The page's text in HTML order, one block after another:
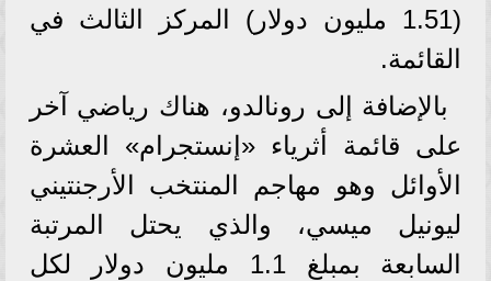
(1.51 مليون دولار) المركز الثالث في
القائمة.
بالإضافة إلى رونالدو، هناك رياضي آخر
على قائمة أثرياء «إنستجرام» العشرة
الأوائل وهو مهاجم المنتخب الأرجنتيني
ليونيل ميسي، والذي يحتل المرتبة
السابعة بمبلغ 1.1 مليون دولار لكل